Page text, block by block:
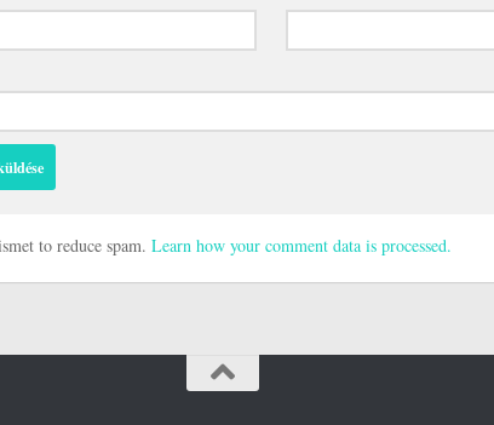
to reduce spam. Learn how your comment data is processed.